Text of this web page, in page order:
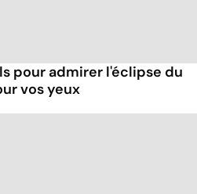
pour admirer l'éclipse du
vos yeux